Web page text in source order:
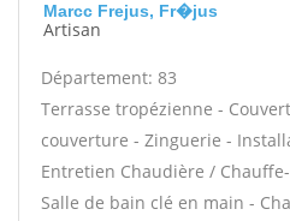
Marcc Frejus, Fr�jus
Artisan
Département: 83
Terrasse tropézienne -
couverture - Zinguerie -
Entretien Chaudière /
Salle de bain clé en main -